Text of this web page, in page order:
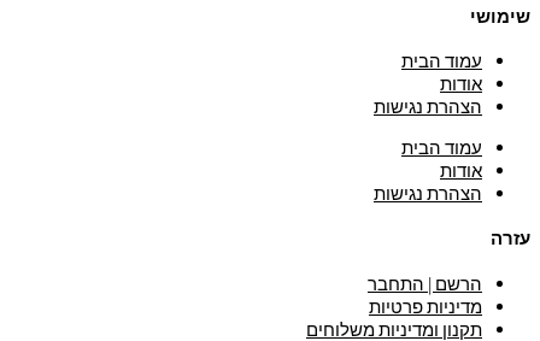
שימושי
עמוד הבית
אודות
הצהרת נגישות
עמוד הבית
אודות
הצהרת נגישות
עזרה
הרשם | התחבר
מדיניות פרטיות
תקנון ומדיניות משלוחים